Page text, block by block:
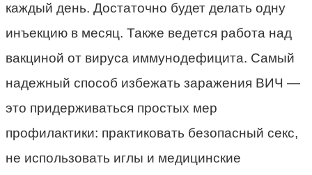
каждый день. Достаточно будет делать одну
инъекцию в месяц. Также ведется работа над
вакциной от вируса иммунодефицита. Самый
надежный способ избежать заражения ВИЧ —
это придерживаться простых мер
профилактики: практиковать безопасный секс,
не использовать иглы и медицинские